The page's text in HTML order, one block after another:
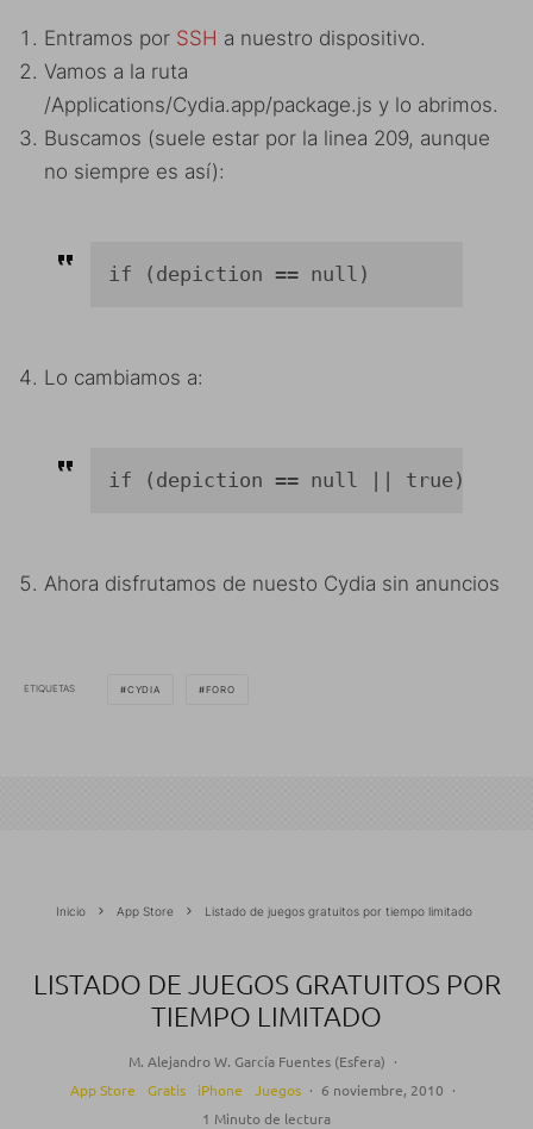
Entramos por SSH a nuestro dispositivo.
Vamos a la ruta
/Applications/Cydia.app/package.js y lo abrimos.
Buscamos (suele estar por la linea 209, aunque
no siempre es así):
if (depiction == null)
Lo cambiamos a:
if (depiction == null || true)
Ahora disfrutamos de nuesto Cydia sin anuncios
ETIQUETAS CYDIA FORO
Inicio App Store Listado de juegos gratuitos por tiempo limitado
LISTADO DE JUEGOS GRATUITOS POR
TIEMPO LIMITADO
M. Alejandro W. García Fuentes (Esfera) ·
App Store
Gratis iPhone Juegos · 6 noviembre, 2010 ·
1 Minuto de lectura